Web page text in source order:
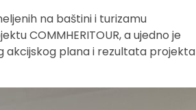
na baštini i turizamu
COMMHERITOUR, a ujedno je
akcijskog plana i rezultata projekta